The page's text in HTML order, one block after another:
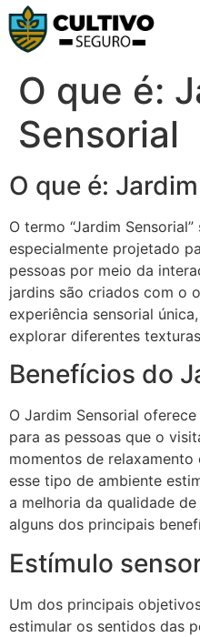
O que é:
Sensorial
O que é:
O termo “Jardim
especialmente projetado
pessoas por meio da
jardins são criados com o
experiência sensorial
explorar diferentes
Benefícios do
O Jardim Sensorial
para as pessoas que o
momentos de
esse tipo de ambiente
a melhoria da qualidade
alguns dos principais
Estímulo
Um dos principais
estimular os sentidos das